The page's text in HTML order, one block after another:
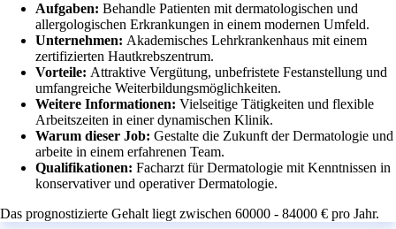
Aufgaben: Behandle Patienten mit dermatologischen und
allergologischen Erkrankungen in einem modernen Umfeld.
Unternehmen: Akademisches Lehrkrankenhaus mit einem
zertifizierten Hautkrebszentrum.
Vorteile: Attraktive Vergütung, unbefristete Festanstellung und
umfangreiche Weiterbildungsmöglichkeiten.
Weitere Informationen: Vielseitige Tätigkeiten und flexible
Arbeitszeiten in einer dynamischen Klinik.
Warum dieser Job: Gestalte die Zukunft der Dermatologie und
arbeite in einem erfahrenen Team.
Qualifikationen: Facharzt für Dermatologie mit Kenntnissen in
konservativer und operativer Dermatologie.
Das prognostizierte Gehalt liegt zwischen 60000 - 84000 € pro Jahr.